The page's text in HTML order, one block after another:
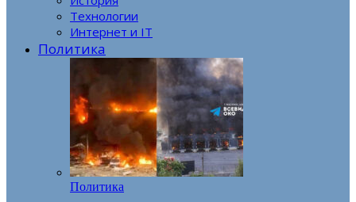
Технологии
Интернет и IT
Политика
Политика